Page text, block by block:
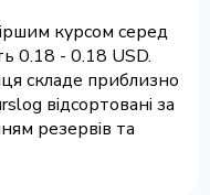
курсом серед
0.18 - 0.18 USD.
складе приблизно
відсортовані за
резервів та